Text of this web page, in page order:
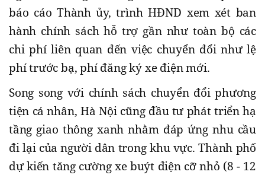
báo cáo Thành ủy, trình HĐND xem xét ban
hành chính sách hỗ trợ gần như toàn bộ các
chi phí liên quan đến việc chuyển đổi như lệ
phí trước bạ, phí đăng ký xe điện mới.
Song song với chính sách chuyển đổi phương
tiện cá nhân, Hà Nội cũng đầu tư phát triển hạ
tầng giao thông xanh nhằm đáp ứng nhu cầu
đi lại của người dân trong khu vực. Thành phố
dự kiến tăng cường xe buýt điện cỡ nhỏ (8 - 12